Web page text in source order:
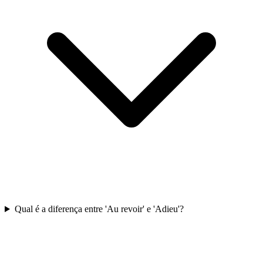
Qual é a diferença entre 'Au revoir' e 'Adieu'?